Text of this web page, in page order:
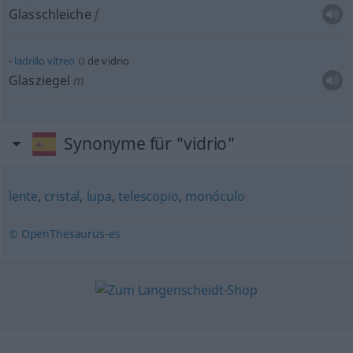
Glasschleiche f
ladrillo vítreo o de vidrio
Glasziegel m
Synonyme für "vidrio"
lente, cristal, lupa,telescopio, monóculo
© OpenThesaurus-es